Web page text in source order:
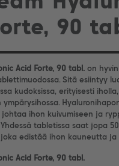
90
Acid Forte, 90 tabl. on
Sitä esiintyy
kudoksissa, erityisesti
ympärysihossa.
johtaa ihon kuivumiseen ja
tabletissa saat jopa
edistää ihon kauneutta ja
Acid Forte, 90 tabl.